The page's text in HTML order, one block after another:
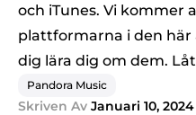
och iTunes. Vi kommer
plattformarna i den
dig lära dig om dem.
Pandora Music
Skriven Av Januari 10, 2024